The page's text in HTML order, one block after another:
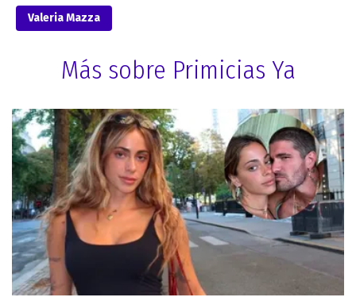
Valeria Mazza
Más sobre Primicias Ya